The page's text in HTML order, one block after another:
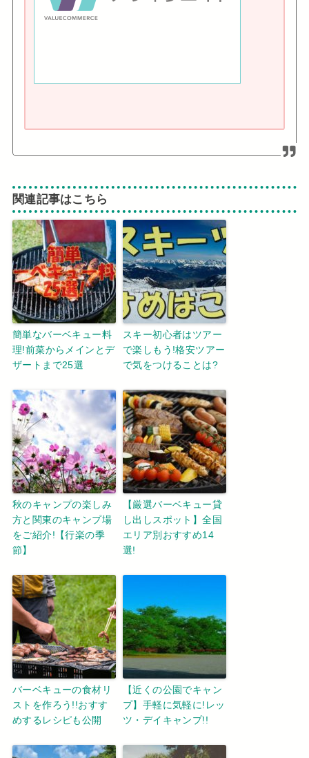
関連記事はこちら
簡単なバーベキュー料
理!前菜からメインとデ
ザートまで25選
スキー初心者はツアー
で楽しもう!格安ツアー
で気をつけることは?
秋のキャンプの楽しみ
方と関東のキャンプ場
をご紹介!【行楽の季
節】
【厳選バーベキュー貸
し出しスポット】全国
エリア別おすすめ14
選!
バーベキューの食材リ
ストを作ろう!!おすす
めするレシピも公開
【近くの公園でキャン
プ】手軽に気軽に!レッ
ツ・デイキャンプ!!